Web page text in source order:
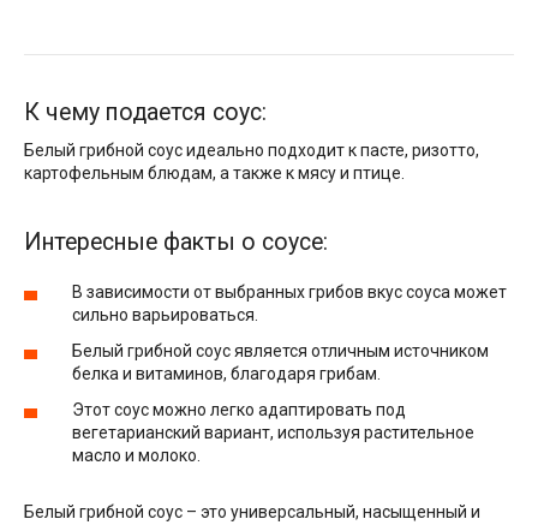
К чему подается соус:
Белый грибной соус идеально подходит к пасте, ризотто,
картофельным блюдам, а также к мясу и птице.
Интересные факты о соусе:
В зависимости от выбранных грибов вкус соуса может
сильно варьироваться.
Белый грибной соус является отличным источником
белка и витаминов, благодаря грибам.
Этот соус можно легко адаптировать под
вегетарианский вариант, используя растительное
масло и молоко.
Белый грибной соус – это универсальный, насыщенный и